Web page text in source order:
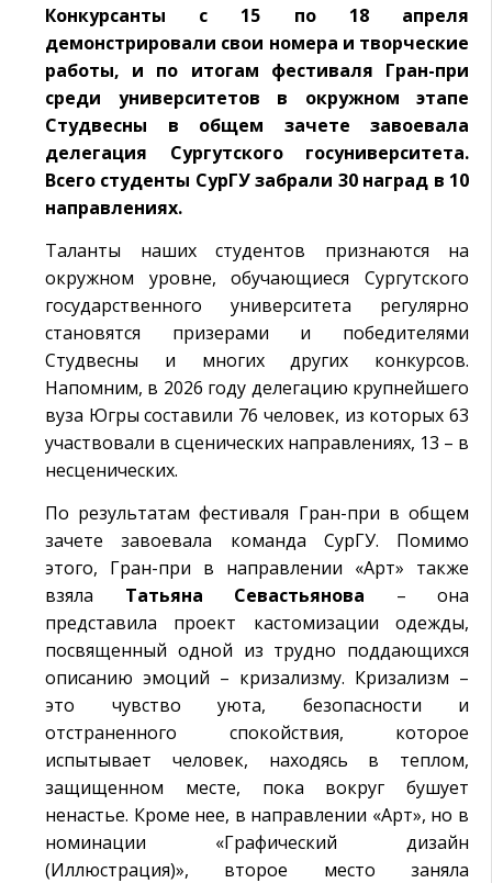
Конкурсанты с 15 по 18 апреля
демонстрировали свои номера и творческие
работы, и по итогам фестиваля Гран-при
среди университетов в окружном этапе
Студвесны в общем зачете завоевала
делегация Сургутского госуниверситета.
Всего студенты СурГУ забрали 30 наград в 10
направлениях.
Таланты наших студентов признаются на
окружном уровне, обучающиеся Сургутского
государственного университета регулярно
становятся призерами и победителями
Студвесны и многих других конкурсов.
Напомним, в 2026 году делегацию крупнейшего
вуза Югры составили 76 человек, из которых 63
участвовали в сценических направлениях, 13 – в
несценических.
По результатам фестиваля Гран-при в общем
зачете завоевала команда СурГУ. Помимо
этого, Гран-при в направлении «Арт» также
взяла Татьяна Севастьянова – она
представила проект кастомизации одежды,
посвященный одной из трудно поддающихся
описанию эмоций – кризализму. Кризализм –
это чувство уюта, безопасности и
отстраненного спокойствия, которое
испытывает человек, находясь в теплом,
защищенном месте, пока вокруг бушует
ненастье. Кроме нее, в направлении «Арт», но в
номинации «Графический дизайн
(Иллюстрация)», второе место заняла